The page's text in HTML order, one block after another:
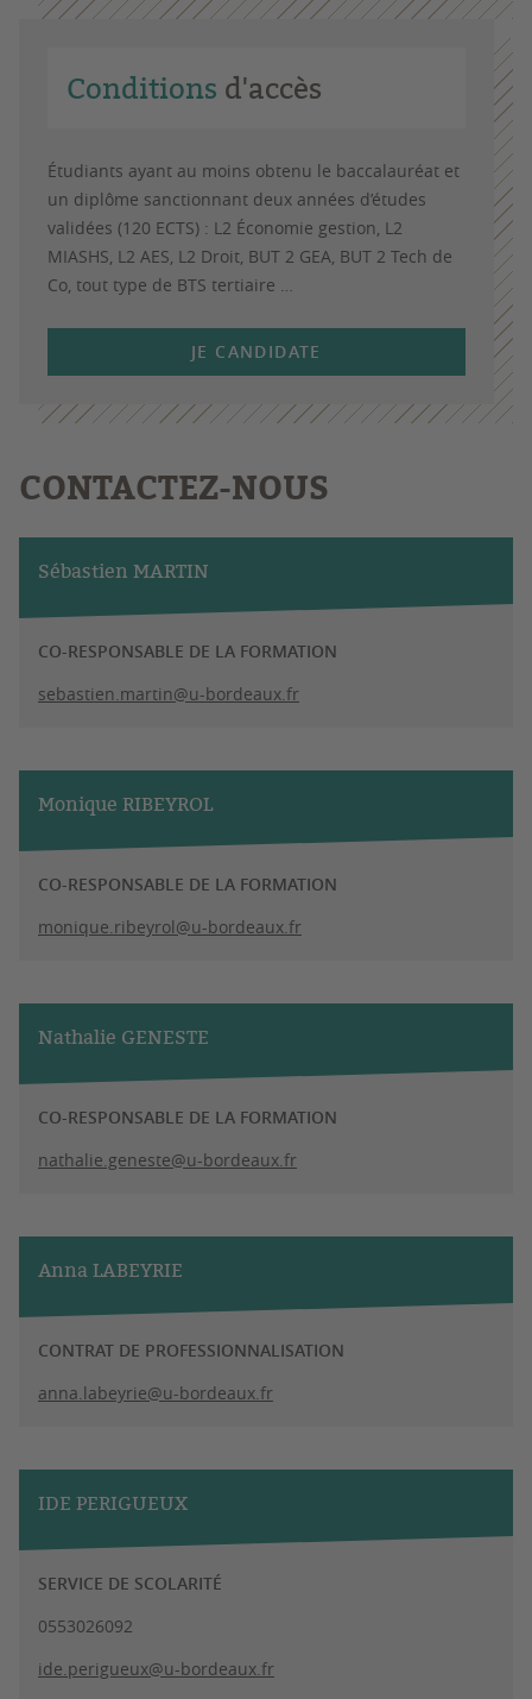
Conditions d'accès
Étudiants ayant au moins obtenu le baccalauréat et
un diplôme sanctionnant deux années d’études
validées (120 ECTS) : L2 Économie gestion, L2
MIASHS, L2 AES, L2 Droit, BUT 2 GEA, BUT 2 Tech de
Co, tout type de BTS tertiaire …
JE CANDIDATE
CONTACTEZ-NOUS
Sébastien MARTIN
CO-RESPONSABLE DE LA FORMATION
sebastien.martin@u-bordeaux.fr
Monique RIBEYROL
CO-RESPONSABLE DE LA FORMATION
monique.ribeyrol@u-bordeaux.fr
Nathalie GENESTE
CO-RESPONSABLE DE LA FORMATION
nathalie.geneste@u-bordeaux.fr
Anna LABEYRIE
CONTRAT DE PROFESSIONNALISATION
anna.labeyrie@u-bordeaux.fr
IDE PERIGUEUX
SERVICE DE SCOLARITÉ
0553026092
ide.perigueux@u-bordeaux.fr